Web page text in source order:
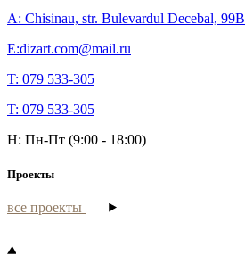
A: Chisinau, str. Bulevardul Decebal, 99B
E:dizart.com@mail.ru
T: 079 533-305
T: 079 533-305
H: Пн-Пт (9:00 - 18:00)
Проекты
все проекты